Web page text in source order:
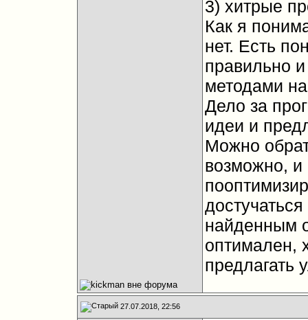
3) хитрые
Как я
нет. Есть
правильно
методами
Дело за
идеи и
Можно
возможно, и
найденным
оптимален,
предлагать
27.07.2018, 22:56